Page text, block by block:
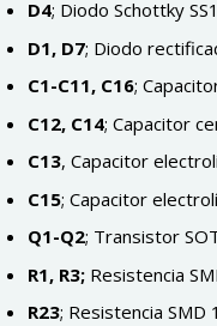
D4; Diodo Schottky
D1, D7; Diodo
C1-C11, C16;
C12, C14; Capacitor
C13, Capacitor
C15; Capacitor
Q1-Q2; Transistor
R1, R3; Resistencia
R23; Resistencia SMD